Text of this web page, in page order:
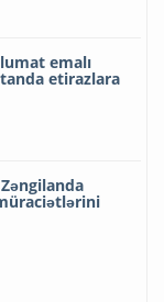
emalı
etirazlara